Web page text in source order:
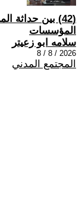
(42) بين حداثة
المؤسسات
سلامه ابو زعيتر
2026 / 8 / 8
المجتمع المدني